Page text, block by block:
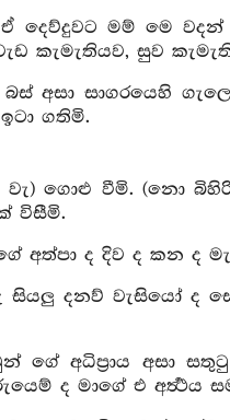
ඒ දෙව්දුවට මම් මෙ
කැමැතියව, සුව
අසා සාගරයෙහි
ගතිමි.
වැ) ගොළු වීමි. (නො
විසීමි.
අත්පා ද දිව ද කන ද
සියලු දනව් වැසියෝ ද
ගේ අධිප්‍රාය අසා
ද මාගේ එ අර්‍ත්‍ථය